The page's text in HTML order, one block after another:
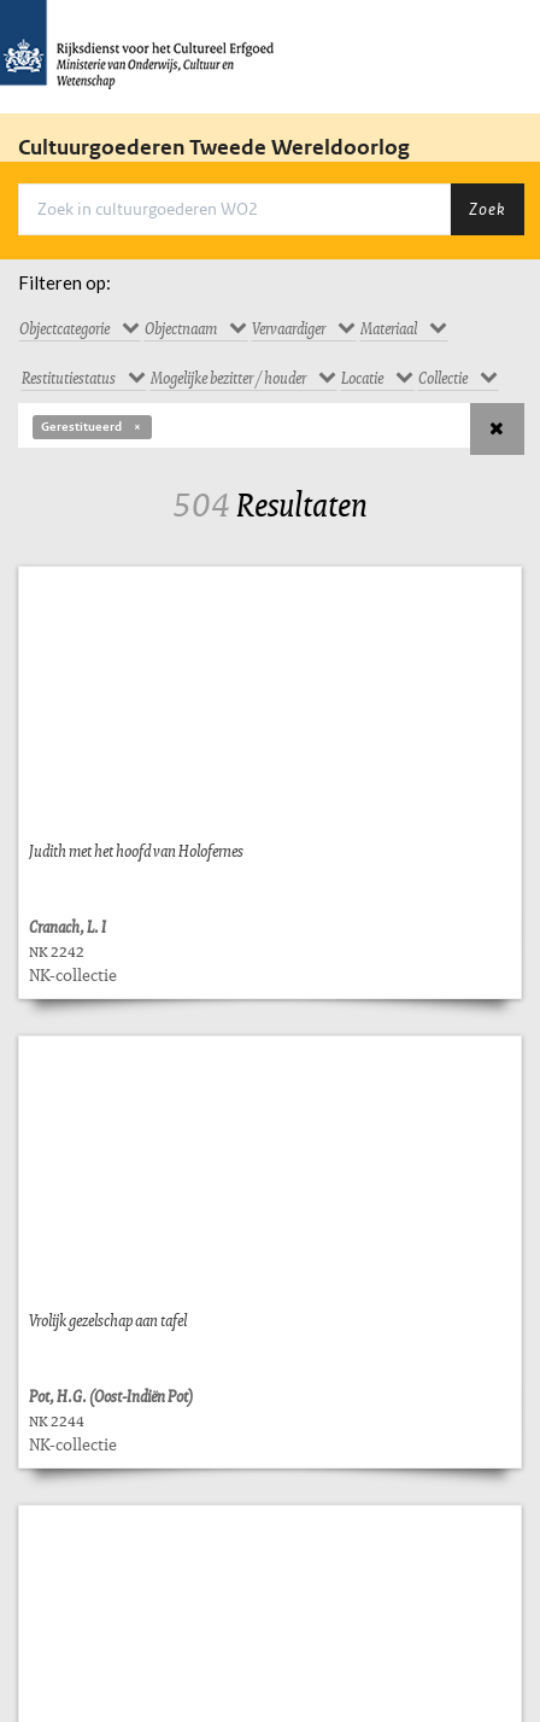
Cultuurgoederen Tweede Wereldoorlog
Zoek
Filteren op:
Objectcategorie Objectnaam Vervaardiger Materiaal
Restitutiestatus Mogelijke bezitter / houder Locatie Collectie
Gerestitueerd
504Resultaten
Judith met het hoofd van Holofernes
Cranach, L. I
NK 2242
NK-collectie
Vrolijk gezelschap aan tafel
Pot, H.G. (Oost-Indiën Pot)
NK 2244
NK-collectie